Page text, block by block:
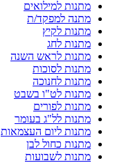
מתנות למילואים
מתנה למפקד/ת
מתנות לקיץ
מתנות לחג
מתנות לראש השנה
מתנות לסוכות
מתנות לחנוכה
מתנות לט"ו בשבט
מתנות לפורים
מתנות לל"ג בעומר
מתנות ליום העצמאות
מתנות כחול לבן
מתנות לשבועות